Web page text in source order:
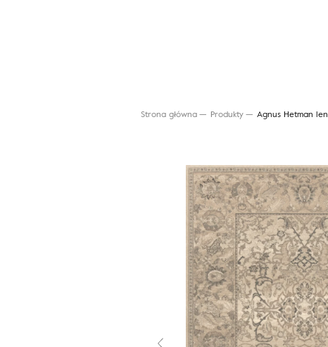
Strona główna Produkty Agnus Hetman len
Wyszukaj produkt